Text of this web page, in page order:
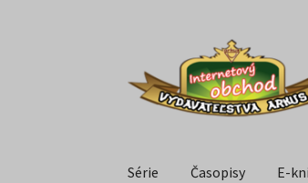
Série Časopisy E-